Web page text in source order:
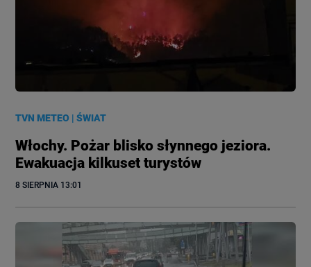
TVN METEO |ŚWIAT
Włochy. Pożar blisko słynnego jeziora.
Ewakuacja kilkuset turystów
8 SIERPNIA 13:01